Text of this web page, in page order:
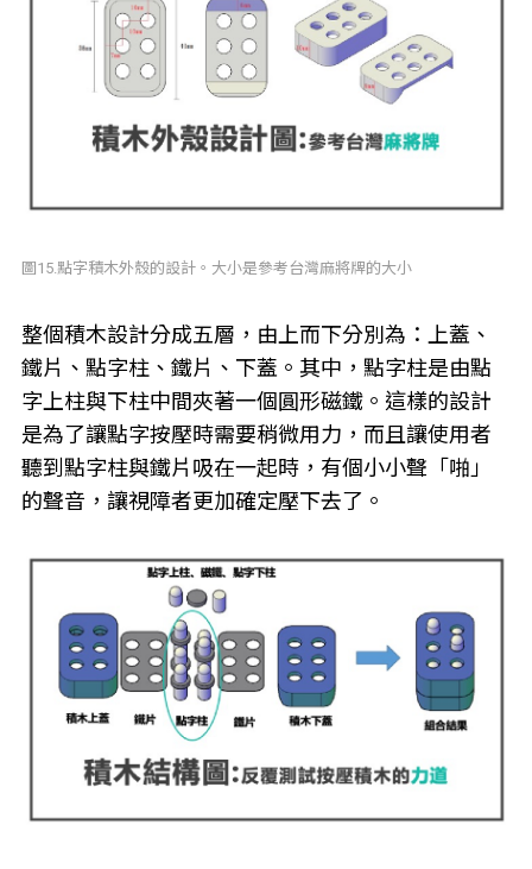
圖15.點字積木外殼的設計。大小是參考台灣麻將牌的大小
整個積木設計分成五層，由上而下分別為：上蓋、
鐵片、點字柱、鐵片、下蓋。其中，點字柱是由點
字上柱與下柱中間夾著一個圓形磁鐵。這樣的設計
是為了讓點字按壓時需要稍微用力，而且讓使用者
聽到點字柱與鐵片吸在一起時，有個小小聲「啪」
的聲音，讓視障者更加確定壓下去了。